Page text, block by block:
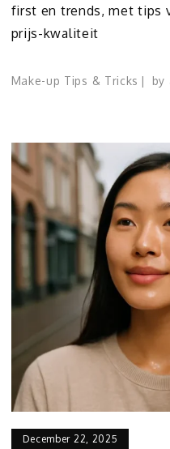
first en trends, met tips
prijs-kwaliteit
Make-up Tips & Tricks by
December 22, 2025